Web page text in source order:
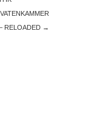
RELOADED →